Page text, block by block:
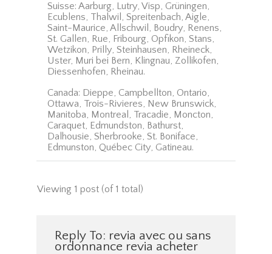
Suisse: Aarburg, Lutry, Visp, Grüningen,
Ecublens, Thalwil, Spreitenbach, Aigle,
Saint-Maurice, Allschwil, Boudry, Renens,
St. Gallen, Rue, Fribourg, Opfikon, Stans,
Wetzikon, Prilly, Steinhausen, Rheineck,
Uster, Muri bei Bern, Klingnau, Zollikofen,
Diessenhofen, Rheinau.
Canada: Dieppe, Campbellton, Ontario,
Ottawa, Trois-Rivieres, New Brunswick,
Manitoba, Montreal, Tracadie, Moncton,
Caraquet, Edmundston, Bathurst,
Dalhousie, Sherbrooke, St. Boniface,
Edmunston, Québec City, Gatineau.
Viewing 1 post (of 1 total)
Reply To: revia avec ou sans
ordonnance revia acheter